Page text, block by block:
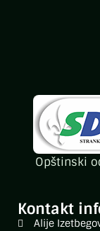
Opštinski
Kontakt
Alije